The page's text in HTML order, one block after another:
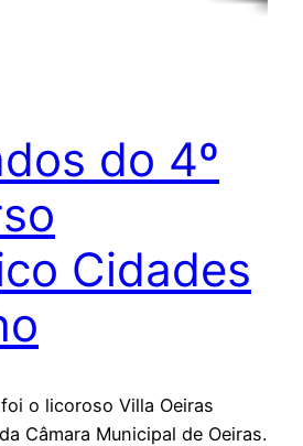
do 4º
Cidades
o licoroso Villa Oeiras
Câmara Municipal de Oeiras.